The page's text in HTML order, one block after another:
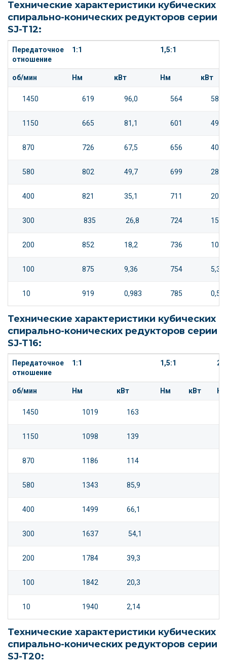
Технические характеристики кубических
спирально-конических редукторов серии
SJ-T12:
Передаточное
отношение
1:1 1,5:1
об/мин Нм кВт Нм кВт
1450 619 96,0 564 58,3
1150 665 81,1 601 49,2
870 726 67,5 656 40,7
580 802 49,7 699 28,9
400 821 35,1 711 20,3
300 835 26,8 724 15,5
200 852 18,2 736 10,5
100 875 9,36 754 5,37
10 919 0,983 785 0,56
Технические характеристики кубических
спирально-конических редукторов серии
SJ-T16:
Передаточное
отношение
1:1 1,5:1 2:1
об/мин Нм кВт Нм кВт Нм
1450 1019 163
1150 1098 139
870 1186 114
580 1343 85,9
400 1499 66,1
300 1637 54,1
200 1784 39,3
100 1842 20,3
10 1940 2,14
Технические характеристики кубических
спирально-конических редукторов серии
SJ-T20: